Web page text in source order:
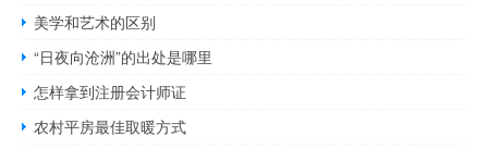
美学和艺术的区别
“日夜向沧洲”的出处是哪里
怎样拿到注册会计师证
农村平房最佳取暖方式